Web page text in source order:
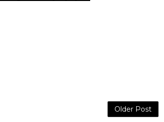
Older Post